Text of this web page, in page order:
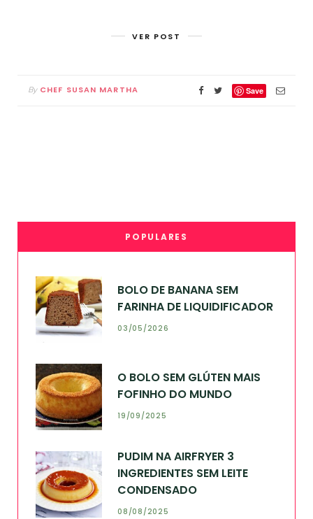
VER POST
By CHEF SUSAN MARTHA Save
POPULARES
BOLO DE BANANA SEM
FARINHA DE LIQUIDIFICADOR
03/05/2026
O BOLO SEM GLÚTEN MAIS
FOFINHO DO MUNDO
19/09/2025
PUDIM NA AIRFRYER 3
INGREDIENTES SEM LEITE
CONDENSADO
08/08/2025